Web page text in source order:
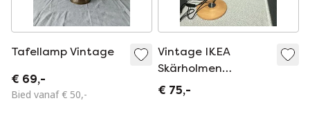
Tafellamp Vintage
€ 69,-
Bied vanaf € 50,-
Vintage IKEA
Skärholmen
Tafellamp | Mid-
€ 75,-